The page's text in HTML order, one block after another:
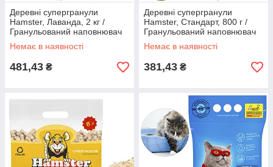
Деревні супергранули
Hamster, Лаванда, 2 кг /
Гранульований наповнювач
для гризунів / Підстилка в
клітку
Немає в наявності
481,43 ₴
Деревні супергранули
Hamster, Стандарт, 800 г /
Гранульований наповнювач
для гризунів / Підстилка в
клітку
Немає в наявності
381,43 ₴